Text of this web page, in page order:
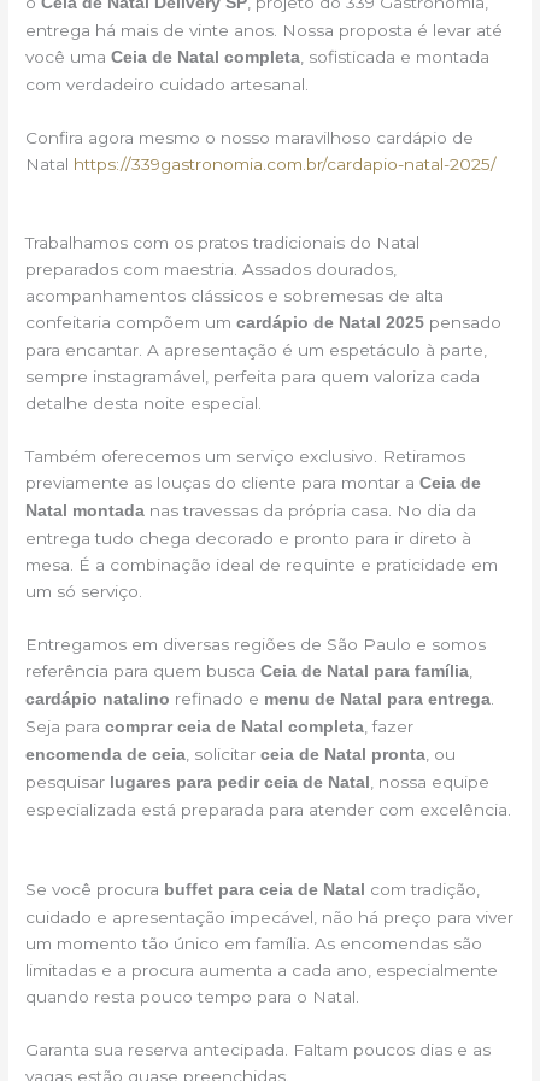
entrega há mais de vinte anos. Nossa proposta é levar até
você umaCeia de Natal completa , sofisticada e montada
com verdadeiro cuidado artesanal.
Confira agora mesmo o nosso maravilhoso cardápio de
Natal https://339gastronomia.com.br/cardapio-natal-2025/
Trabalhamos com os pratos tradicionais do Natal
preparados com maestria. Assados dourados,
acompanhamentos clássicos e sobremesas de alta
confeitaria compõem umcardápio de Natal 2025 pensado
para encantar. A apresentação é um espetáculo à parte,
sempre instagramável, perfeita para quem valoriza cada
detalhe desta noite especial.
Também oferecemos um serviço exclusivo. Retiramos
previamente as louças do cliente para montar aCeia de
Natal montada nas travessas da própria casa. No dia da
entrega tudo chega decorado e pronto para ir direto à
mesa. É a combinação ideal de requinte e praticidade em
um só serviço.
Entregamos em diversas regiões de São Paulo e somos
referência para quem buscaCeia de Natal para família
cardápio natalino refinado e menu de Natal para entrega
Seja paracomprar ceia de Natal completa , fazer
encomenda de ceia , solicitarceia de Natal pronta , ou
pesquisar lugares para pedir ceia de Natal
, nossa equipe
especializada está preparada para atender com excelência.
Se você procura buffet para ceia de Natal com tradição,
cuidado e apresentação impecável, não há preço para viver
um momento tão único em família. As encomendas são
limitadas e a procura aumenta a cada ano, especialmente
quando resta pouco tempo para o Natal.
Garanta sua reserva antecipada. Faltam poucos dias e as
vagas estão quase preenchidas.